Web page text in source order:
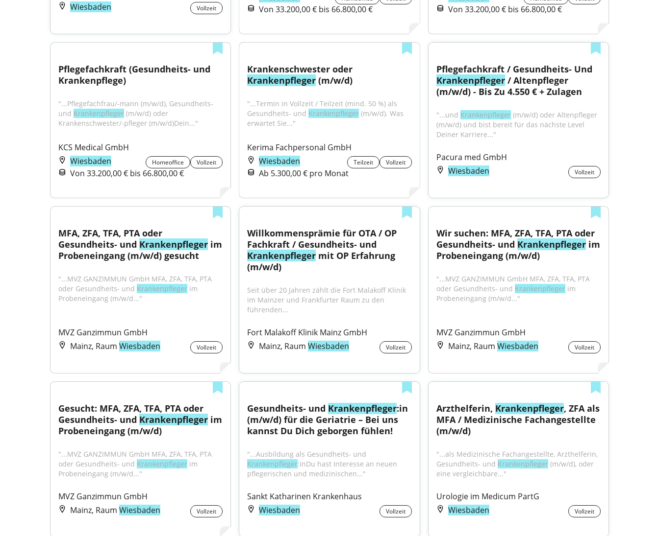
Wiesbaden
Vollzeit Von 33.200,00 € bis 66.800,00 € Von 33.200,00 € bis 66.800,00 €
Pflegefachkraft (Gesundheits- und
Krankenpflege)
"...Pflegefachfrau/-mann (m/w/d), Gesundheits-
und Krankenpfleger (m/w/d) oder
Krankenschwester/-pfleger (m/w/d)Dein..."
KCS Medical GmbH
Wiesbaden
Homeoffice Vollzeit
Von 33.200,00 € bis 66.800,00 €
Krankenpfleger (m/w/d)
"...Termin in Vollzeit / Teilzeit (mind. 50 %) als
Gesundheits- und Krankenpfleger (m/w/d). Was
erwartet Sie..."
Kerima Fachpersonal GmbH
Wiesbaden
Teilzeit Vollzeit
Ab 5.300,00 € pro Monat
Krankenpfleger / Altenpfleger
(m/w/d) - Bis Zu 4.550 € + Zulagen
"...und Krankenpfleger (m/w/d) oder Altenpfleger
(m/w/d) und bist bereit für das nächste Level
Deiner Karriere..."
Pacura med GmbH
Wiesbaden
Vollzeit
MFA, ZFA, TFA, PTA oder
Gesundheits- und Krankenpfleger im
Probeneingang (m/w/d) gesucht
"...MVZ GANZIMMUN GmbH MFA, ZFA, TFA, PTA
oder Gesundheits- und Krankenpfleger im
Probeneingang (m/w/d..."
MVZ Ganzimmun GmbH
Mainz, Raum Wiesbaden Vollzeit
Willkommensprämie für OTA / OP
Krankenpfleger mit OP Erfahrung
(m/w/d)
Seit über 20 Jahren zählt die Fort Malakoff Klinik
im Mainzer und Frankfurter Raum zu den
führenden...
Fort Malakoff Klinik Mainz GmbH
Mainz, RaumWiesbaden Vollzeit
Wir suchen: MFA, ZFA, TFA, PTA oder
Gesundheits- und Krankenpfleger im
Probeneingang (m/w/d)
"...MVZ GANZIMMUN GmbH MFA, ZFA, TFA, PTA
oder Gesundheits- und Krankenpfleger im
Probeneingang (m/w/d..."
MVZ Ganzimmun GmbH
Mainz, Raum Wiesbaden Vollzeit
Gesucht: MFA, ZFA, TFA, PTA oder
Gesundheits- und Krankenpfleger im
Probeneingang (m/w/d)
"...MVZ GANZIMMUN GmbH MFA, ZFA, TFA, PTA
oder Gesundheits- und Krankenpfleger im
Probeneingang (m/w/d..."
MVZ Ganzimmun GmbH
Mainz, Raum Wiesbaden Vollzeit
Gesundheits- und Krankenpfleger:in
(m/w/d) für die Geriatrie – Bei uns
kannst Du Dich geborgen fühlen!
Krankenpfleger:inDu hast Interesse an neuen
pflegerischen und medizinischen..."
Sankt Katharinen Krankenhaus
Wiesbaden
Vollzeit
Arzthelferin, Krankenpfleger, ZFA als
MFA / Medizinische Fachangestellte
(m/w/d)
"...als Medizinische Fachangestellte, Arzthelferin,
Gesundheits- und Krankenpfleger (m/w/d), oder
eine vergleichbare..."
Urologie im Medicum PartG
Wiesbaden
Vollzeit